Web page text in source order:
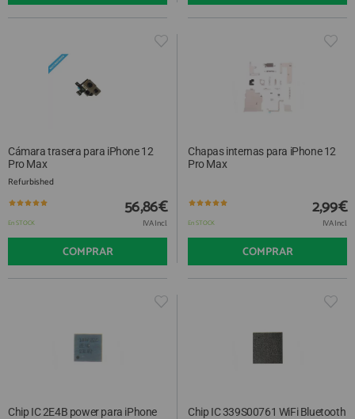
Cámara trasera para iPhone 12
Pro Max
Refurbished
En STOCK
56,86€
IVA Incl.
COMPRAR
Chapas internas para iPhone 12
Pro Max
En STOCK
2,99€
IVA Incl.
COMPRAR
Chip IC 2E4B power para iPhone
Chip IC 339S00761 WiFi Bluetooth